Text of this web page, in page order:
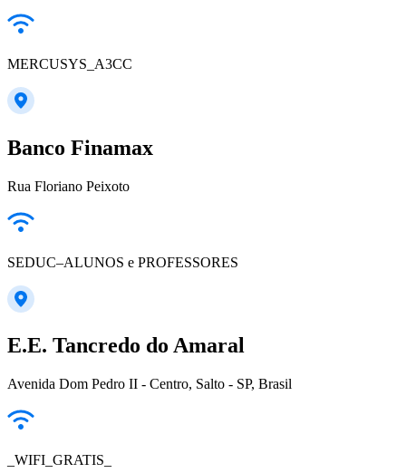
MERCUSYS_A3CC
Banco Finamax
Rua Floriano Peixoto
SEDUC–ALUNOS e PROFESSORES
E.E. Tancredo do Amaral
Avenida Dom Pedro II - Centro, Salto - SP, Brasil
_WIFI_GRATIS_